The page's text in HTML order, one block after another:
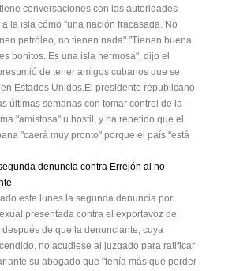
conversaciones con las autoridades
la isla cómo "una nación fracasada. No
petróleo, no tienen nada"."Tienen buena
bonitos. Es una isla hermosa", dijo el
de tener amigos cubanos que se
Estados Unidos.El presidente republicano
últimas semanas con tomar control de la
"amistosa" u hostil, y ha repetido que el
"caerá muy pronto" porque el país "está
denuncia contra Errejón al no
este lunes la segunda denuncia por
presentada contra el exportavoz de
de que la denunciante, cuya
no acudiese al juzgado para ratificar
ante su abogado que "tenía más que perder